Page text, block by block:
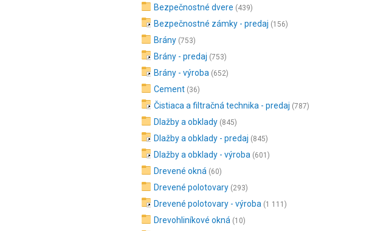
Bezpečnostné dvere (439)
Bezpečnostné zámky - predaj (156)
Brány (753)
Brány - predaj (753)
Brány - výroba (652)
Cement (36)
Čistiaca a filtračná technika - predaj (787)
Dlažby a obklady (845)
Dlažby a obklady - predaj (845)
Dlažby a obklady - výroba (601)
Drevené okná (60)
Drevené polotovary (293)
Drevené polotovary - výroba (1 111)
Drevohliníkové okná (10)